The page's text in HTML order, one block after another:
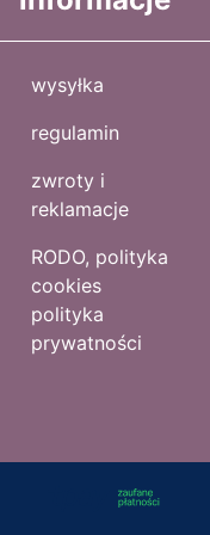
wysyłka
regulamin
zwroty i
reklamacje
RODO, polityka
cookies
polityka
prywatności